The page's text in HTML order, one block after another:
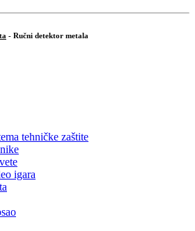
- Ručni detektor metala
tehničke zaštite
igara